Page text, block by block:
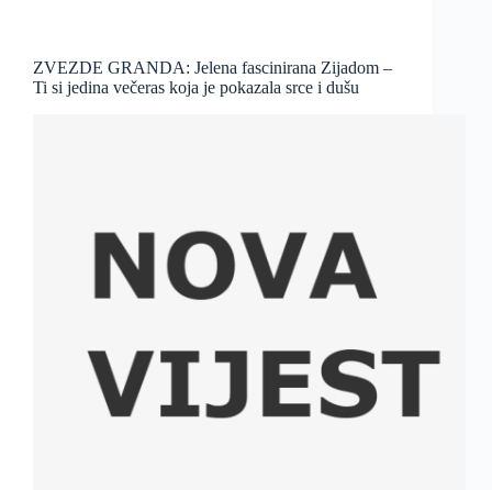
ZVEZDE GRANDA: Jelena fascinirana Zijadom –
Ti si jedina večeras koja je pokazala srce i dušu